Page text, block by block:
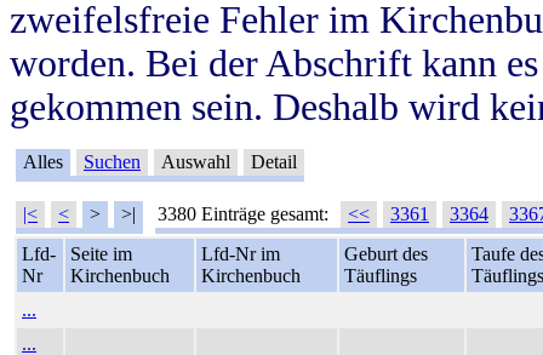
zweifelsfreie Fehler im
worden. Bei der Abschrift kann
gekommen sein. Deshalb wird
Alles Suchen Auswahl Detail
|< < > >| 3380 Einträge gesamt: << 3361 3364
Lfd-
Nr
Seite im
Kirchenbuch
Lfd-Nr im
Kirchenbuch
Geburt des
Täuflings
Taufe
Täuflings
...
...